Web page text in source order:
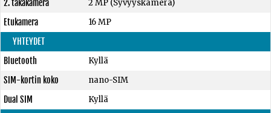
2. takakamera
2 MP (Syvyyskamera)
Etukamera
16 MP
YHTEYDET
Bluetooth
Kyllä
SIM-kortin koko
nano-SIM
Dual SIM
Kyllä